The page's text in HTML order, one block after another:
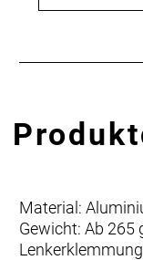
Material:
Gewicht: Ab 265